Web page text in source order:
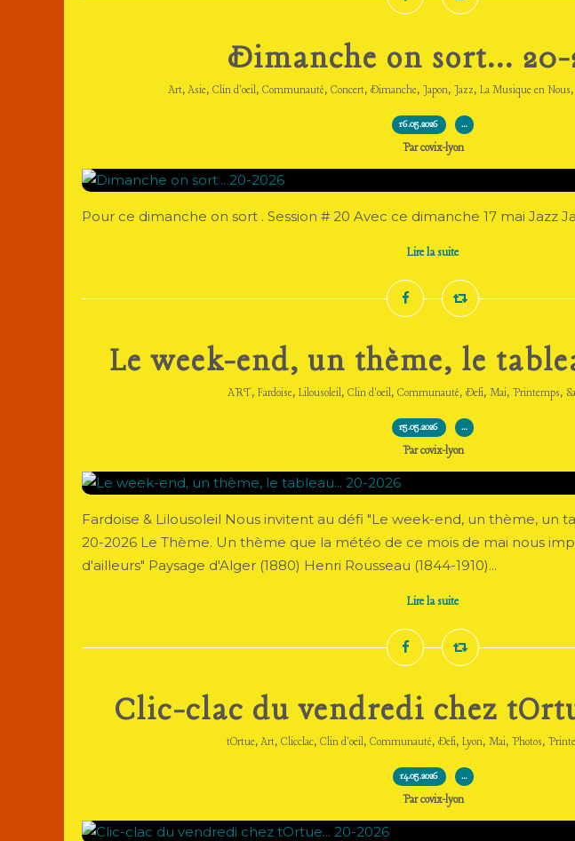
Dimanche on sort... 20-
Art,Asie, Clin d'oeil, Communauté, Concert, Dimanche, Japon, Jazz, La Musique en Nous,
16.05.2026 …
Par covix-lyon
Pour ce dimanche on sort . Session # 20 Avec ce dimanche 17 mai Jazz
Lire la suite
Le week-end, un thème, le
ART, Fardoise, Lilousoleil, Clin d'oeil, Communauté, Defi, Mai, Printemps,
15.05.2026 …
Par covix-lyon
Fardoise & Lilousoleil Nous invitent au défi "Le week-end, un thème, un
20-2026 Le Thème. Un thème que la météo de ce mois de mai nous
d'ailleurs" Paysage d'Alger (1880) Henri Rousseau (1844-1910)...
Lire la suite
Clic-clac du vendredi chez
tOrtue,Art, Clicclac, Clin d'oeil, Communauté, Defi, Lyon, Mai, Photos,
14.05.2026 …
Par covix-lyon